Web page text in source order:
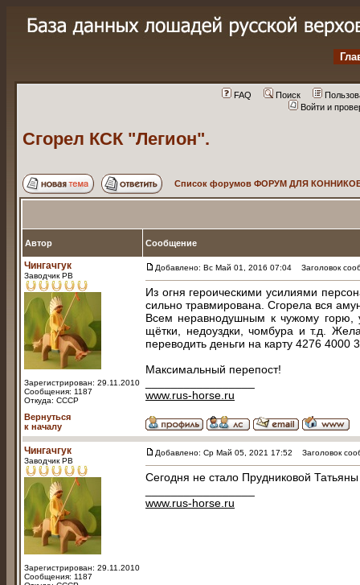
FAQ Поиск
Войти и
Сгорел КСК "Легион".
Список форумов ФОРУМ ДЛЯ КОННИКОВ
Автор Сообщение
Чингачгук
Заводчик РВ
Зарегистрирован: 29.11.2010
Сообщения: 1187
Откуда: СССР
Добавлено: Вс Май 01, 2016 07:04 Заголовок
Из огня героическими усилиями
сильно травмирована. Сгорела вся
Всем неравнодушным к чужому горю,
щётки, недоуздки, чомбура и т.д.
переводить деньги на карту 4276
Максимальный перепост!
www.rus-horse.ru
Вернуться
к началу
Чингачгук
Заводчик РВ
Зарегистрирован: 29.11.2010
Сообщения: 1187
Добавлено: Ср Май 05, 2021 17:52 Заголовок
Сегодня не стало Прудниковой
www.rus-horse.ru